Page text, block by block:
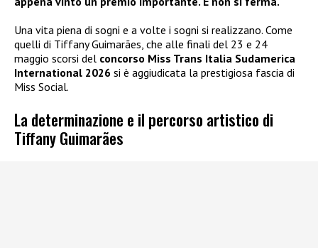
Una vita piena di sogni e a volte i sogni si realizzano. Come
quelli di Tiffany Guimarães, che alle finali del 23 e 24
maggio scorsi del concorso Miss Trans Italia Sudamerica
International 2026 si è aggiudicata la prestigiosa fascia di
Miss Social.
La determinazione e il percorso artistico di
Tiffany Guimarães